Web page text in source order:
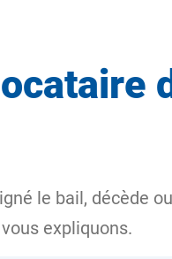
le bail, décède
expliquons.